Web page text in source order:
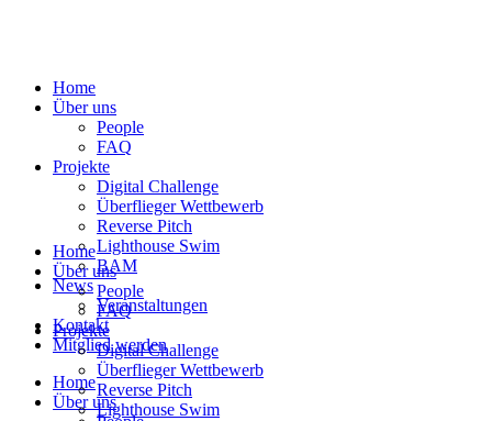
Home
Über uns
People
FAQ
Projekte
Digital Challenge
Überflieger Wettbewerb
Reverse Pitch
Lighthouse Swim
BAM
News
Veranstaltungen
Kontakt
Mitglied werden
Home
Über uns
Home
Über uns
People
FAQ
Projekte
Digital Challenge
Überflieger Wettbewerb
Reverse Pitch
Lighthouse Swim